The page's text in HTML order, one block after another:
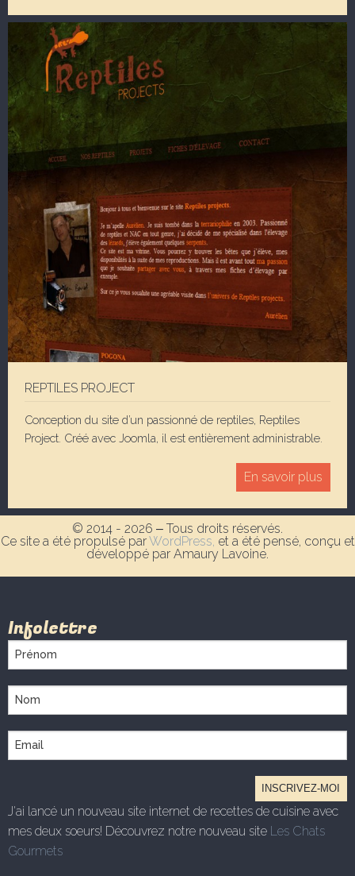
REPTILES PROJECT
Conception du site d’un passionné de reptiles, Reptiles
Project. Créé avec Joomla, il est entièrement administrable.
En savoir plus
© 2014 - 2026 ‒ Tous droits réservés.
Ce site a été propulsé parWordPress, et a été pensé, conçu et
développé par Amaury Lavoine.
Infolettre
J'ai lancé un nouveau site internet de recettes de cuisine avec
mes deux soeurs! Découvrez notre nouveau site Les Chats
Gourmets